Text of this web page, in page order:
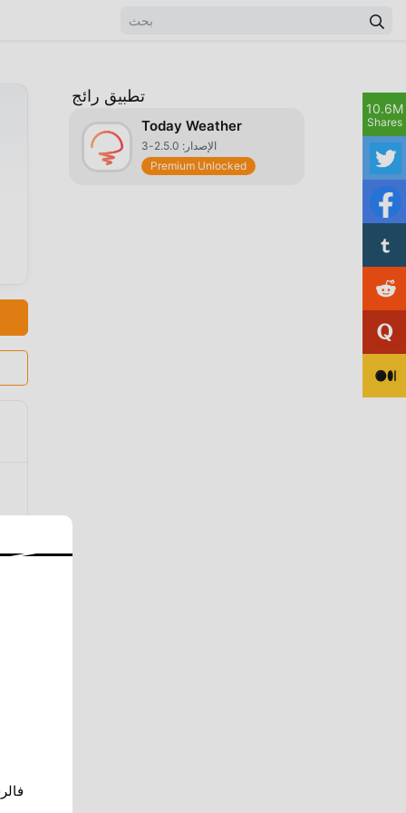
تطبيق رائج
Today Weather
الإصدار: 2.5.0-3
Premium Unlocked
10.6M
Shares